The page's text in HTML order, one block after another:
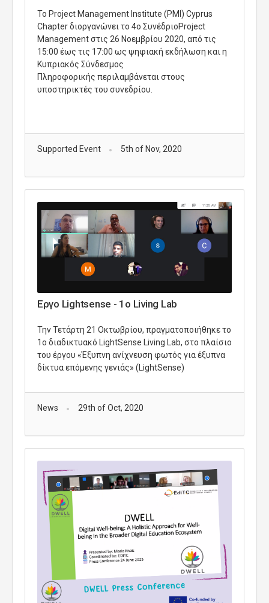
Το Project Management Institute (PMI) Cyprus
Chapter διοργανώνει το 4ο ΣυνέδριοProject
Management στις 26 Νοεμβρίου 2020, από τις
15:00 έως τις 17:00 ως ψηφιακή εκδήλωση και η
Κυπριακός Σύνδεσμος
Πληροφορικής περιλαμβάνεται στους
υποστηρικτές του συνεδρίου.
Supported Event 5th of Nov, 2020
Εργο Lightsense - 1o Living Lab
Την Τετάρτη 21 Οκτωβρίου, πραγματοποιήθηκε το
1ο διαδικτυακό LightSense Living Lab, στο πλαίσιο
του έργου «Έξυπνη ανίχνευση φωτός για έξυπνα
δίκτυα επόμενης γενιάς» (LightSense)
News 29th of Oct, 2020